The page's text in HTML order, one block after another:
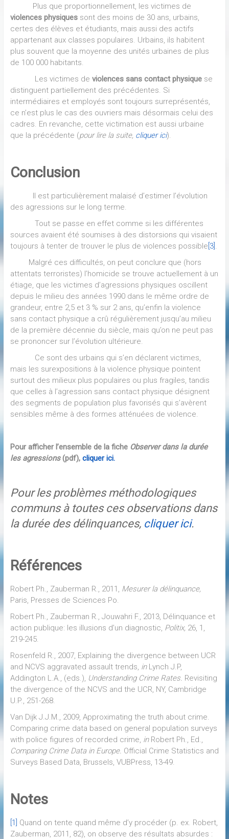
Plus que proportionnellement, les victimes de
violences physiquessont des moins de 30 ans, urbains,
certes des élèves et étudiants, mais aussi des actifs
appartenant aux classes populaires. Urbains, ils habitent
plus souvent que la moyenne des unités urbaines de plus
de 100 000 habitants.
Les victimes de violences sans contact physiquese
distinguent partiellement des précédentes. Si
intermédiaires et employés sont toujours surreprésentés,
ce n’est plus le cas des ouvriers mais désormais celui des
cadres. En revanche, cette victimation est aussi urbaine
que la précédente (pour lire la suite, cliquer ici).
Conclusion
Il est particulièrement malaisé d’estimer l’évolution
des agressions sur le long terme.
Tout se passe en effet comme si les différentes
sources avaient été soumises à des distorsions qui visaient
toujours à tenter de trouver le plus de violences possible [3] .
Malgré ces difficultés, on peut conclure que (hors
attentats terroristes) l’homicide se trouve actuellement à un
étiage, que les victimes d’agressions physiques oscillent
depuis le milieu des années 1990 dans le même ordre de
grandeur, entre 2,5 et 3 % sur 2 ans, qu’enfin la violence
sans contact physique a crû régulièrement jusqu’au milieu
de la première décennie du siècle, mais qu’on ne peut pas
se prononcer sur l’évolution ultérieure.
Ce sont des urbains qui s’en déclarent victimes,
mais les surexpositions à la violence physique pointent
surtout des milieux plus populaires ou plus fragiles, tandis
que celles à l’agression sans contact physique désignent
des segments de population plus favorisés qui s’avèrent
sensibles même à des formes atténuées de violence.
Pour afficher l’ensemble de la fiche Observer dans la durée
les agressions(pdf), cliquer ici.
Pour les problèmes méthodologiques
communs à toutes ces observations dans
la durée des délinquances, cliquer ici.
Références
Robert Ph., Zauberman R., 2011, Mesurer la délinquance,
Paris, Presses de Sciences Po.
Robert Ph., Zauberman R., Jouwahri F., 2013, Délinquance et
action publique: les illusions d’un diagnostic, Politix, 26, 1,
219-245.
Rosenfeld R., 2007, Explaining the divergence between UCR
and NCVS aggravated assault trends, in Lynch J.P,
Addington L.A., (eds.), Understanding Crime Rates. Revisiting
the divergence of the NCVS and the UCR, NY, Cambridge
U.P., 251-268.
Van Dijk J.J.M., 2009, Approximating the truth about crime.
Comparing crime data based on general population surveys
with police figures of recorded crime, in Robert Ph., Ed.,
Comparing Crime Data in Europe. Official Crime Statistics and
Surveys Based Data, Brussels, VUBPress, 13-49.
Notes
[1]
Quand on tente quand même d’y procéder (p. ex. Robert,
Zauberman, 2011, 82), on observe des résultats absurdes :